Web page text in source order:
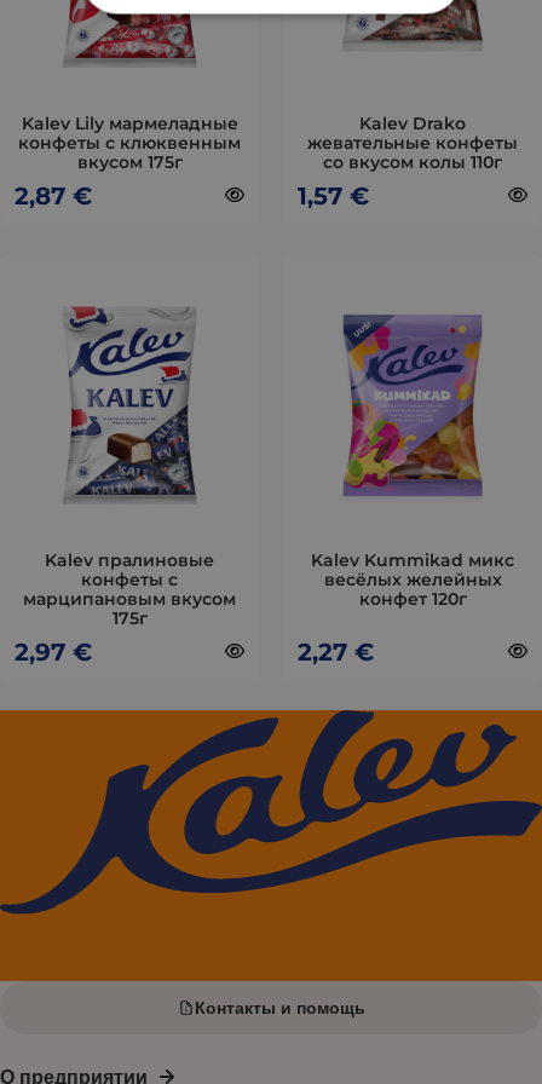
Kalev Lily мармеладные
конфеты с клюквенным
вкусом 175г
2,87 €
выбрать
товара.
Kalev Drako
жевательные конфеты
со вкусом колы 110г
1,57 €
выбрать
Kalev пралиновые
конфеты с
марципановым вкусом
175г
2,97 €
несколько
вариаций.
выбрать
товара.
Kalev Kummikad микс
весёлых желейных
конфет 120г
2,27 €
имеет
несколько
вариаций.
можно
выбрать
товара.
Контакты и помощь
О предприятии